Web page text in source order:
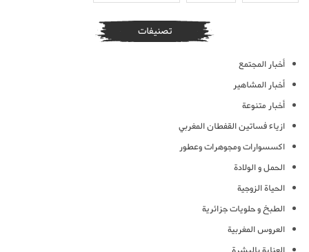
تصنيفات
أخبار المجتمع
أخبار المشاهير
أخبار متنوعة
ازياء فساتين القفطان المغربي
اكسسوارات ومجوهرات وعطور
الحمل و الولادة
الحياة الزوجية
الطبخ و حلويات جزائرية
العروس المغربية